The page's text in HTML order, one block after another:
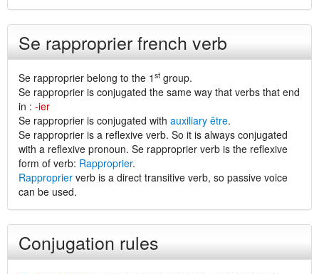
Se rapproprier french verb
Se rapproprier belong to the 1 st group.
Se rapproprier is conjugated the same way that verbs that end
in : -ier
Se rapproprier is conjugated with auxiliary être.
Se rapproprier is a reflexive verb. So it is always conjugated
with a reflexive pronoun. Se rapproprier verb is the reflexive
form of verb: Rapproprier.
Rapproprier verb is a direct transitive verb, so passive voice
can be used.
Conjugation rules